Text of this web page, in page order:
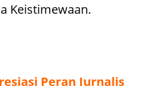
Keistimewaan.
Peran Jurnalis